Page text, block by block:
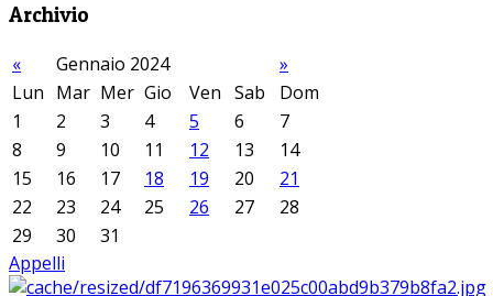
Archivio
« Gennaio 2024
»
Lun Mar Mer Gio Ven Sab
Dom
1
2 3 4 5 6
7
8
9 10 11 12 13
14
15
16 17 18 19 20
21
22
23 24 25 26 27
28
29
30
31
Appelli